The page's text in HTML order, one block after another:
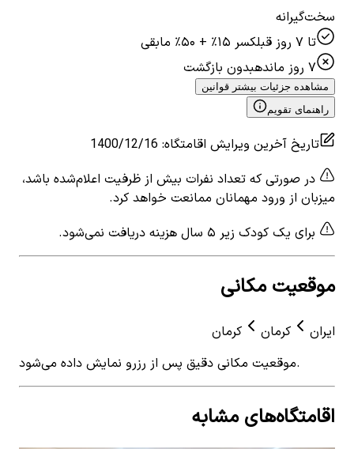
سخت‌گیرانه
تا ۷ روز قبل
کسر ۱۵٪ + ۵۰٪ مابقی
۷ روز مانده
بدون بازگشت
مشاهده جزئیات بیشتر قوانین
راهنمای تقویم
تاریخ آخرین ویرایش اقامتگاه:
1400/12/16
در صورتی که تعداد نفرات بیش از ظرفیت اعلام‌شده باشد،
میزبان از ورود مهمانان ممانعت خواهد کرد.
برای یک کودک زیر ۵ سال هزینه دریافت نمی‌شود.
موقعیت مکانی
ایران کرمان
کرمان
موقعیت مکانی دقیق پس از رزرو نمایش داده می‌شود.
اقامتگاه‌های مشابه